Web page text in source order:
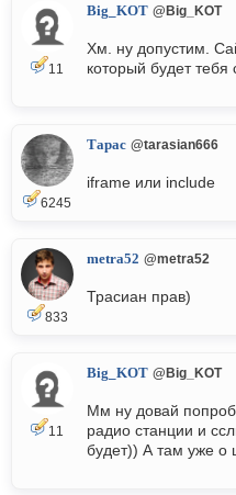
11
Big_KOT @Big_KOT
Хм. ну допустим.
который будет тебя
6245
Тарас @tarasian666
iframe или include
833
metra52 @metra52
Трасиан прав)
11
Big_KOT @Big_KOT
Мм ну довай
радио станции и
будет)) А там уже о